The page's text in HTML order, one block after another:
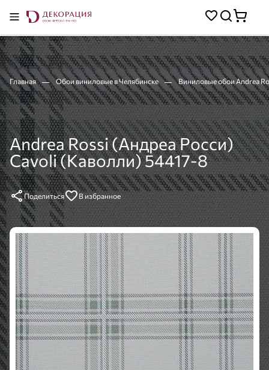
Главная Обои виниловые в Челябинске Виниловые обои Andrea
Andrea Rossi (Андреа Росси)
Cavoli (Каволли) 54417-8
Поделиться В избранное